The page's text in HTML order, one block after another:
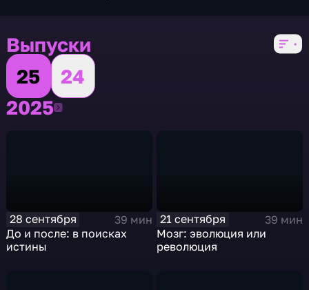
Выпуски
25
24
20252025
28 сентября
39 мин
До и после: в поисках
истины
21 сентября
39 мин
Мозг: эволюция или
революция